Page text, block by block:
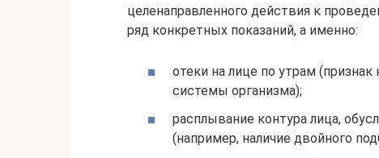
целенаправленного действия к
ряд конкретных показаний, а именно:
отеки на лице по утрам
системы организма);
расплывание контура лица,
(например, наличие двойного